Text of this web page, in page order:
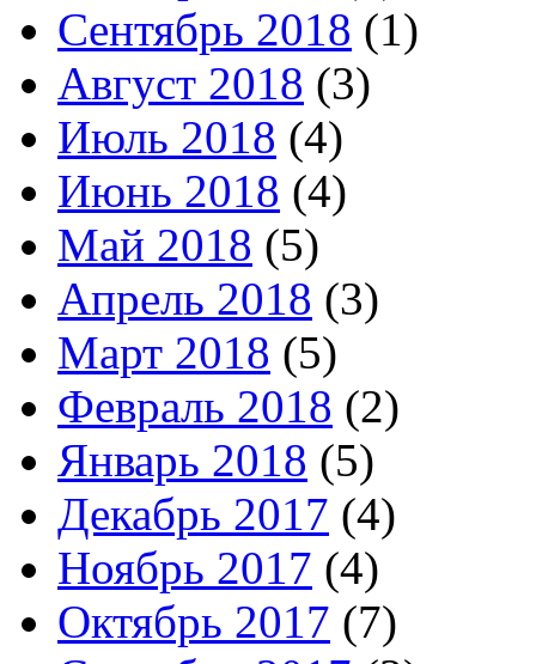
Сентябрь 2018 (1)
Август 2018 (3)
Июль 2018 (4)
Июнь 2018 (4)
Май 2018 (5)
Апрель 2018 (3)
Март 2018 (5)
Февраль 2018 (2)
Январь 2018 (5)
Декабрь 2017 (4)
Ноябрь 2017 (4)
Октябрь 2017 (7)